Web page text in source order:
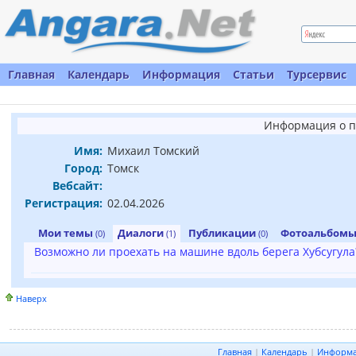
Главная Календарь Информация Статьи Турсервис
Информация о
Имя: Михаил Томский
Город: Томск
Вебсайт:
Регистрация: 02.04.2026
Мои темы (0) Диалоги (1) Публикации (0)
Возможно ли проехать на машине вдоль берега
Наверх
Главная | Календарь |